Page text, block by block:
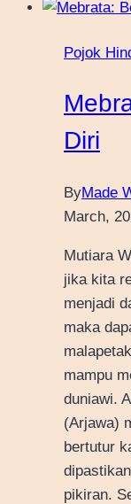
Pojok
Diri
ByMade
March,
Mutiara
jika kita
menjadi
maka
mampu
duniawi.
(Arjawa)
bertutur
pikiran.